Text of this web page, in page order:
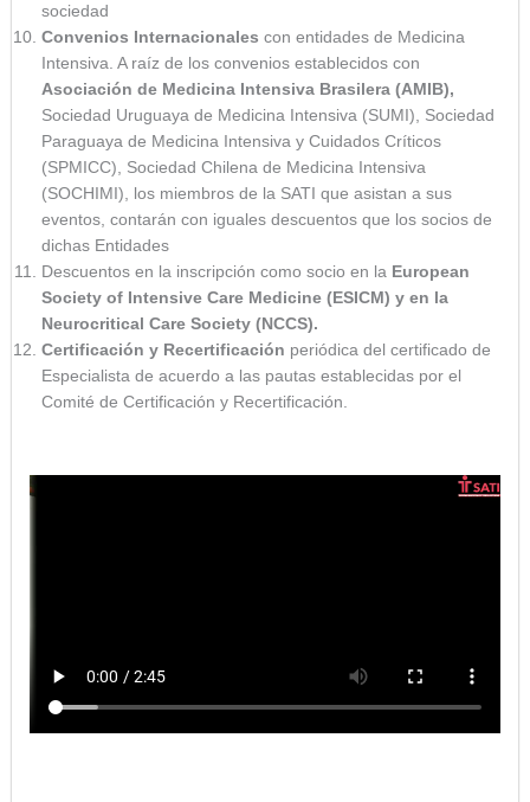
sociedad
Convenios Internacionales con entidades de Medicina
Intensiva. A raíz de los convenios establecidos con
Asociación de Medicina Intensiva Brasilera (AMIB),
Sociedad Uruguaya de Medicina Intensiva (SUMI), Sociedad
Paraguaya de Medicina Intensiva y Cuidados Críticos
(SPMICC), Sociedad Chilena de Medicina Intensiva
(SOCHIMI), los miembros de la SATI que asistan a sus
eventos, contarán con iguales descuentos que los socios de
dichas Entidades
Descuentos en la inscripción como socio en la European
Society of Intensive Care Medicine (ESICM) y en la
Neurocritical Care Society (NCCS).
Certificación y Recertificación periódica del certificado de
Especialista de acuerdo a las pautas establecidas por el
Comité de Certificación y Recertificación.